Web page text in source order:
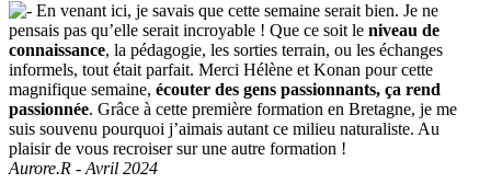
En venant ici, je savais que cette semaine serait bien. Je ne
pensais pas qu’elle serait incroyable ! Que ce soit le niveau de
connaissance, la pédagogie, les sorties terrain, ou les échanges
informels, tout était parfait. Merci Hélène et Konan pour cette
magnifique semaine, écouter des gens passionnants, ça rend
passionnée. Grâce à cette première formation en Bretagne, je me
suis souvenu pourquoi j’aimais autant ce milieu naturaliste. Au
plaisir de vous recroiser sur une autre formation !
Aurore.R - Avril 2024